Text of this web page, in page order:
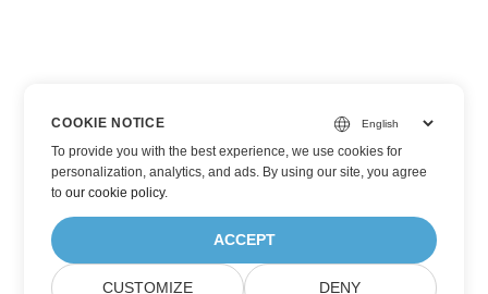
COOKIE NOTICE
To provide you with the best experience, we use cookies for
personalization, analytics, and ads. By using our site, you agree
toour cookie policy.
ACCEPT
CUSTOMIZE DENY